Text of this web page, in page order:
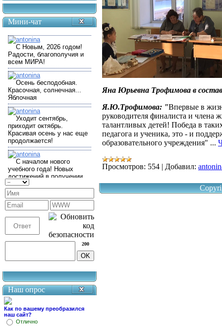
Мини-чат
200
Наш опрос
Как по вашему преобразился
наш сайт?
Отлично
Яна Юрьевна Трофимова в
Я.Ю.Трофимова: "Впервые в
руководителя финалиста и члена
талантливых детей! Победа в
педагога и ученика, это - и
образовательного учреждения" ...
Просмотров: 554 | Добавил: